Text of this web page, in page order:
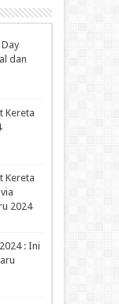
dan
Kereta
Kereta
2024
: Ini